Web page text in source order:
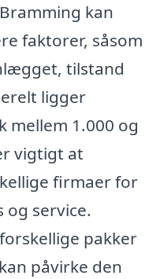
kan
faktorer, såsom
tilstand
ligger
mellem 1.000 og
vigtigt at
firmaer for
og service.
pakker
påvirke den